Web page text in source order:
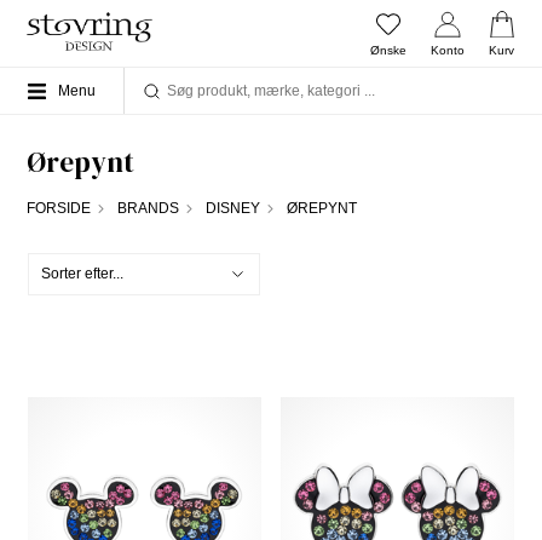
Ønske Konto Kurv
Menu
Ørepynt
FORSIDE BRANDS DISNEY ØREPYNT